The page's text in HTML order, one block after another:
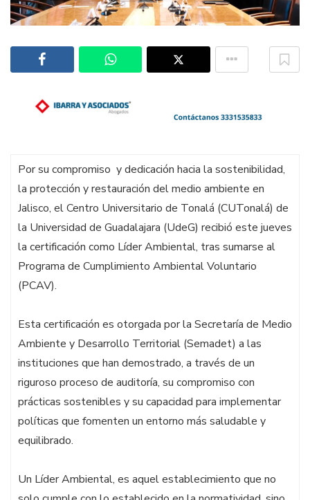
Por su compromiso y dedicación hacia la sostenibilidad,
la protección y restauración del medio ambiente en
Jalisco, el Centro Universitario de Tonalá (CUTonalá) de
la Universidad de Guadalajara (UdeG) recibió este jueves
la certificación como Líder Ambiental, tras sumarse al
Programa de Cumplimiento Ambiental Voluntario
(PCAV).
Esta certificación es otorgada por la Secretaría de Medio
Ambiente y Desarrollo Territorial (Semadet) a las
instituciones que han demostrado, a través de un
riguroso proceso de auditoría, su compromiso con
prácticas sostenibles y su capacidad para implementar
políticas que fomenten un entorno más saludable y
equilibrado.
Un Líder Ambiental, es aquel establecimiento que no